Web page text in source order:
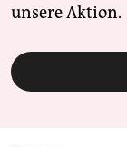
unsere Aktion.